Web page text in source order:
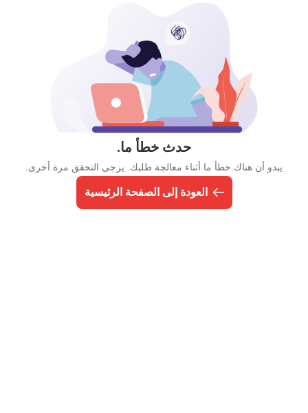
حدث خطأ ما.
يبدو أن هناك خطأ ما أثناء معالجة طلبك. يرجى التحقق مرة أخرى.
العودة إلى الصفحة الرئيسية